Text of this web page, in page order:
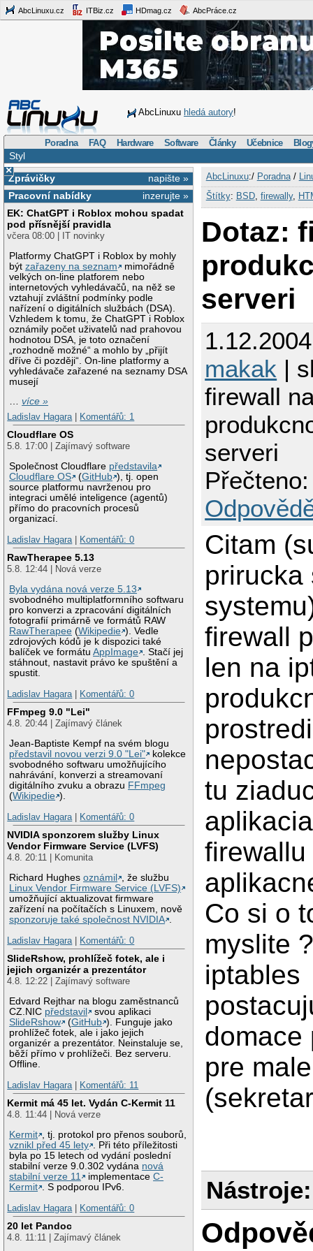
AbcLinuxu.cz ITBiz.cz HDmag.cz AbcPráce.cz
AbcLinuxu hledá autory!
Poradna FAQ Hardware Software Články Učebnice
Styl
×
napište »
Zprávičky
inzerujte »
Pracovní nabídky
EK: ChatGPT i Roblox mohou spadat
pod přísnější pravidla
včera 08:00 | IT novinky
Platformy ChatGPT i Roblox by mohly
býtzařazeny na seznam
mimořádně
velkých on-line platforem nebo
internetových vyhledávačů, na něž se
vztahují zvláštní podmínky podle
nařízení o digitálních službách (DSA).
Vzhledem k tomu, že ChatGPT i Roblox
oznámily počet uživatelů nad prahovou
hodnotou DSA, je toto označení
„rozhodně možné“ a mohlo by „přijít
dříve či později“. On-line platformy a
vyhledávače zařazené na seznamy DSA
musejí
…více »
Ladislav Hagara
Komentářů: 1
Cloudflare OS
5.8. 17:00 | Zajímavý software
Společnost Cloudflare představila
Cloudflare OS
(GitHub ), tj. open
source platformu navrženou pro
integraci umělé inteligence (agentů)
přímo do pracovních procesů
organizací.
Ladislav Hagara
Komentářů: 0
RawTherapee 5.13
5.8. 12:44 | Nová verze
Byla vydána nová verze 5.13
svobodného multiplatformního softwaru
pro konverzi a zpracování digitálních
fotografií primárně ve formátů RAW
RawTherapee (Wikipedie ). Vedle
zdrojových kódů je k dispozici také
balíček ve formátuAppImage . Stačí jej
stáhnout, nastavit právo ke spuštění a
spustit.
Ladislav Hagara
Komentářů: 0
FFmpeg 9.0 "Lei"
4.8. 20:44 | Zajímavý článek
Jean-Baptiste Kempf na svém blogu
představil novou verzi 9.0 "Lei"
kolekce
svobodného softwaru umožňujícího
nahrávání, konverzi a streamovaní
digitálního zvuku a obrazu FFmpeg
(Wikipedie ).
Ladislav Hagara
Komentářů: 0
NVIDIA sponzorem služby Linux
Vendor Firmware Service (LVFS)
4.8. 20:11 | Komunita
Richard Hughesoznámil
, že službu
Linux Vendor Firmware Service (LVFS)
umožňující aktualizovat firmware
zařízení na počítačích s Linuxem, nově
sponzoruje také společnost NVIDIA .
Ladislav Hagara | Komentářů: 0
SlideRshow, prohlížeč fotek, ale i
jejich organizér a prezentátor
4.8. 12:22 | Zajímavý software
Edvard Rejthar na blogu zaměstnanců
CZ.NIC představil
svou aplikaci
SlideRshow
(GitHub ). Funguje jako
prohlížeč fotek, ale i jako jejich
organizér a prezentátor. Neinstaluje se,
běží přímo v prohlížeči. Bez serveru.
Offline.
Ladislav Hagara | Komentářů: 11
Kermit má 45 let. Vydán C-Kermit 11
4.8. 11:44 | Nová verze
Kermit , tj. protokol pro přenos souborů,
vznikl před 45 lety . Při této příležitosti
byla po 15 letech od vydání poslední
stabilní verze 9.0.302 vydána nová
stabilní verze 11
implementaceC-
Kermit . S podporou IPv6.
Ladislav Hagara | Komentářů: 0
20 let Pandoc
4.8. 11:11 | Zajímavý článek
AbcLinuxu:/ Poradna/
Štítky: BSD, firewally,
Dotaz:
serveri
makak |
firewall
serveri
Citam
prirucka
firewall
len na
prostredi
tu
firewallu
Co si o
myslite
iptables
domace
pre
Nástroje: